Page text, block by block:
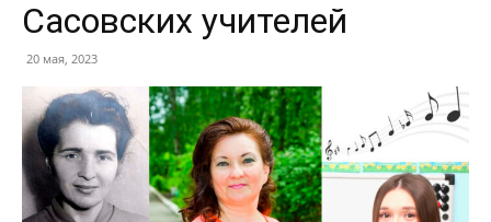
Сасовских учителей
20 мая, 2023